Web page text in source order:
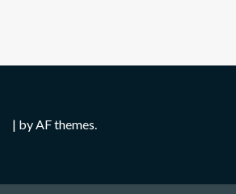
| by AF themes.